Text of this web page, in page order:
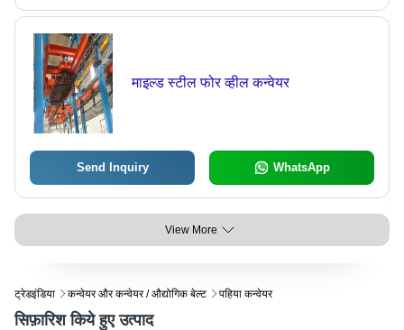
माइल्ड स्टील फोर व्हील कन्वेयर
Send Inquiry WhatsApp
View More
ट्रेडइंडिया कन्वेयर और कन्वेयर / औद्योगिक बेल्ट पहिया कन्वेयर
सिफ़ारिश किये हुए उत्पाद